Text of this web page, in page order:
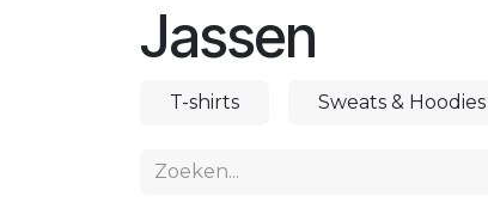
Jassen
T-shirts Sweats & Hoodies